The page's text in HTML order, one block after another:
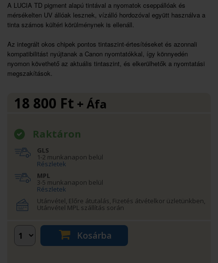
A LUCIA TD pigment alapú tintával a nyomatok cseppállóak és
mérsékelten UV állóak lesznek, vízálló hordozóval együtt használva a
tinta számos kültéri körülménynek is ellenáll.
Az integrált okos chipek pontos tintaszint-értesítéseket és azonnali
kompatibilitást nyújtanak a Canon nyomtatókkal, így könnyedén
nyomon követhető az aktuális tintaszint, és elkerülhetők a nyomtatási
megszakítások.
18 800 Ft + Áfa
Raktáron
GLS
1-2 munkanapon belül
Részletek
MPL
3-5 munkanapon belül
Részletek
Utánvétel, Előre átutalás, Fizetés átvételkor üzletünkben,
Utánvétel MPL szállítás során
Kosárba